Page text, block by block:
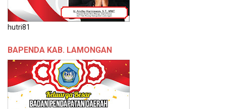
hutri81
BAPENDA KAB. LAMONGAN